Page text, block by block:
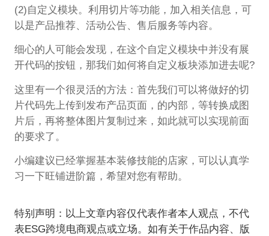
(2)自定义模块。利用切片等功能，加入相关信息，可
以是产品推荐、活动公告、售后服务等内容。
细心的人可能会发现，在这个自定义模块中并没有展
开代码的按钮，那我们如何将自定义板块添加进去呢?
这里有一个很灵活的方法：首先我们可以将做好的切
片代码先上传到发布产品页面，的内部，等转换成图
片后，再将整体图片复制过来，如此就可以实现前面
的要求了。
小编建议已经掌握基本装修技能的店家，可以认真学
习一下旺铺进阶篇，希望对您有帮助。
特别声明：以上文章内容仅代表作者本人观点，不代
表ESG跨境电商观点或立场。如有关于作品内容、版